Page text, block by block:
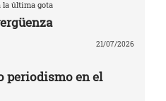
última gota
21/07/2026
periodismo en el